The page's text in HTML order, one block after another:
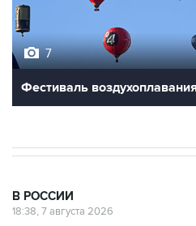
7
Фестиваль
В РОССИИ
18:38, 7 августа 2026